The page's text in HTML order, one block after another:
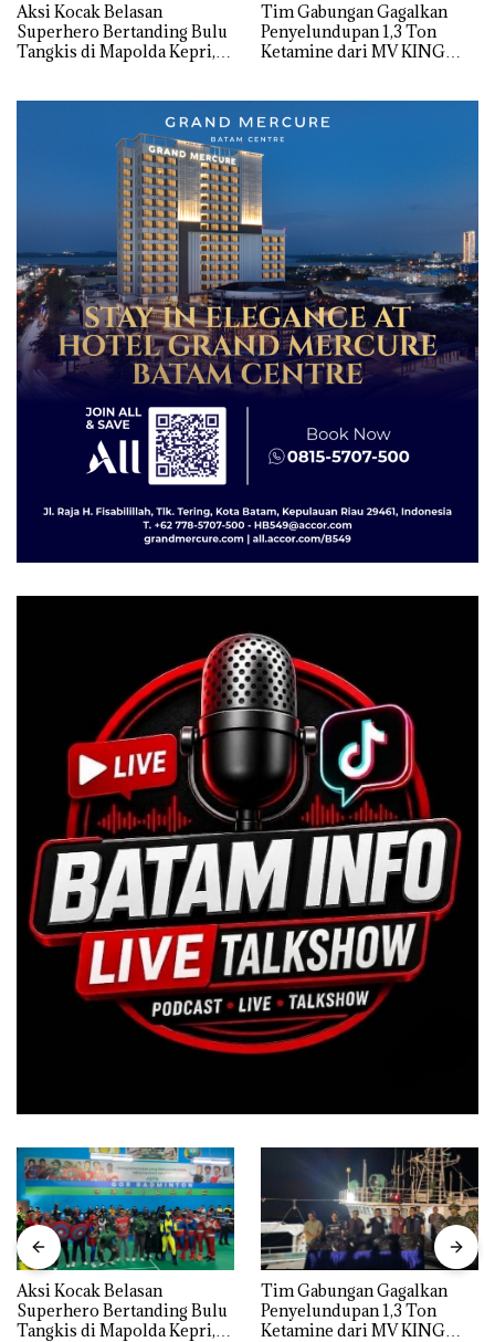
Aksi Kocak Belasan
Superhero Bertanding Bulu
Tangkis di Mapolda Kepri,
Tim Gabungan Gagalkan
Penyelundupan 1,3 Ton
Ketamine dari MV KING
Aksi Kocak Belasan
Superhero Bertanding Bulu
Tangkis di Mapolda Kepri,
Tim Gabungan Gagalkan
Penyelundupan 1,3 Ton
Ketamine dari MV KING